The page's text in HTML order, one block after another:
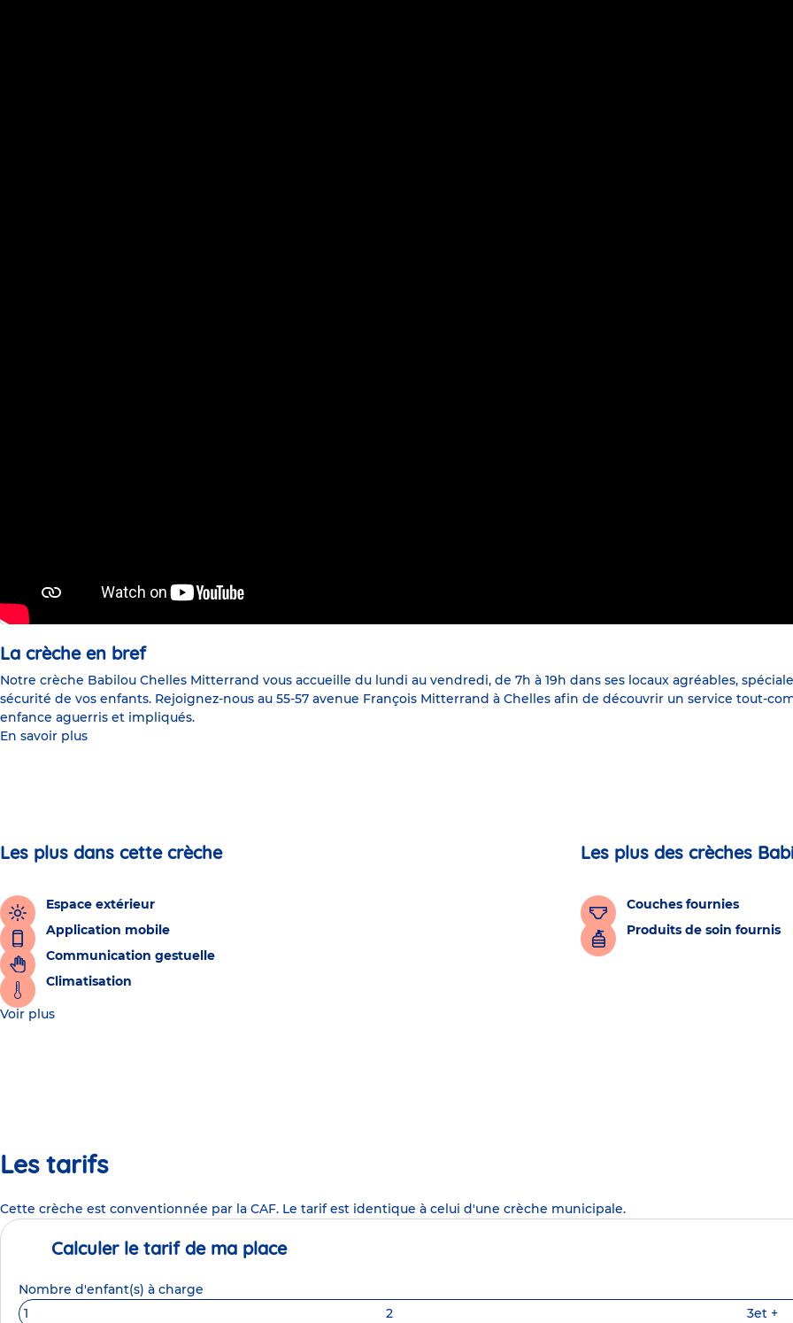
La crèche en bref
Notre crèche Babilou Chelles Mitterrand vous accueille du lundi au vendredi, de 7h à 19h dans ses locaux agréables,
sécurité de vos enfants. Rejoignez-nous au 55-57 avenue François Mitterrand à Chelles afin de découvrir un service tout-
enfance aguerris et impliqués.
En savoir plus
Les plus dans cette crèche
Espace extérieur
Application mobile
Communication gestuelle
Climatisation
Les plus des crèches
Couches fournies
Produits de soin fournis
Voir plus
Les tarifs
Cette crèche est conventionnée par la CAF. Le tarif est identique à celui d'une crèche municipale.
Calculer le tarif de ma place
Nombre d'enfant(s) à charge
1
2 3et +